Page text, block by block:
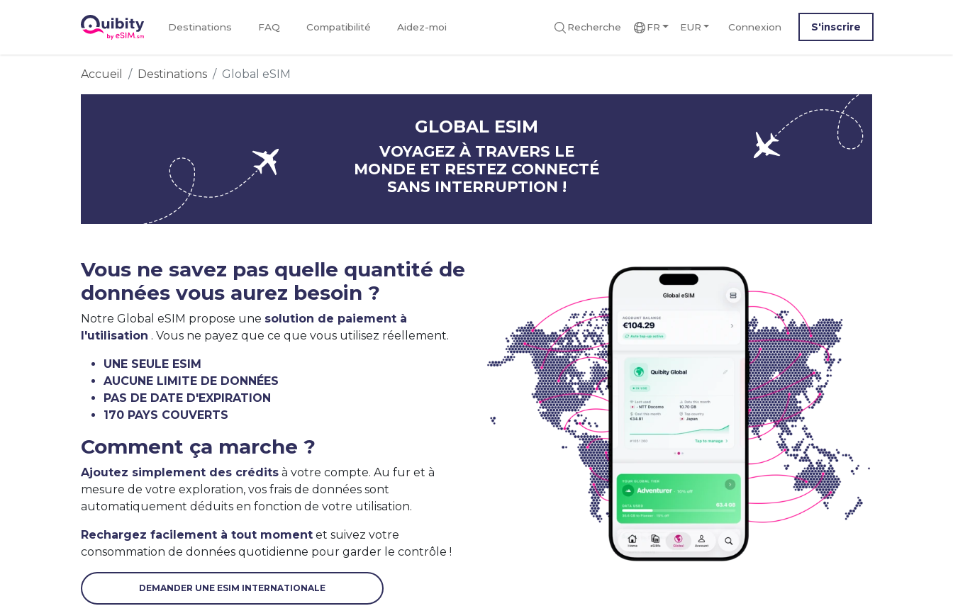
Destinations FAQ Compatibilité Aidez-moi Recherche FR EUR Connexion S'inscrire
Accueil Destinations Global eSIM
GLOBAL ESIM
VOYAGEZ À TRAVERS LE
MONDE ET RESTEZ CONNECTÉ
SANS INTERRUPTION !
Vous ne savez pas quelle quantité de
données vous aurez besoin ?
Notre Global eSIM propose une solution de paiement à
l'utilisation . Vous ne payez que ce que vous utilisez réellement.
UNE SEULE ESIM
AUCUNE LIMITE DE DONNÉES
PAS DE DATE D'EXPIRATION
170 PAYS COUVERTS
Comment ça marche ?
Ajoutez simplement des crédits à votre compte. Au fur et à
mesure de votre exploration, vos frais de données sont
automatiquement déduits en fonction de votre utilisation.
Rechargez facilement à tout moment et suivez votre
consommation de données quotidienne pour garder le contrôle !
DEMANDER UNE ESIM INTERNATIONALE